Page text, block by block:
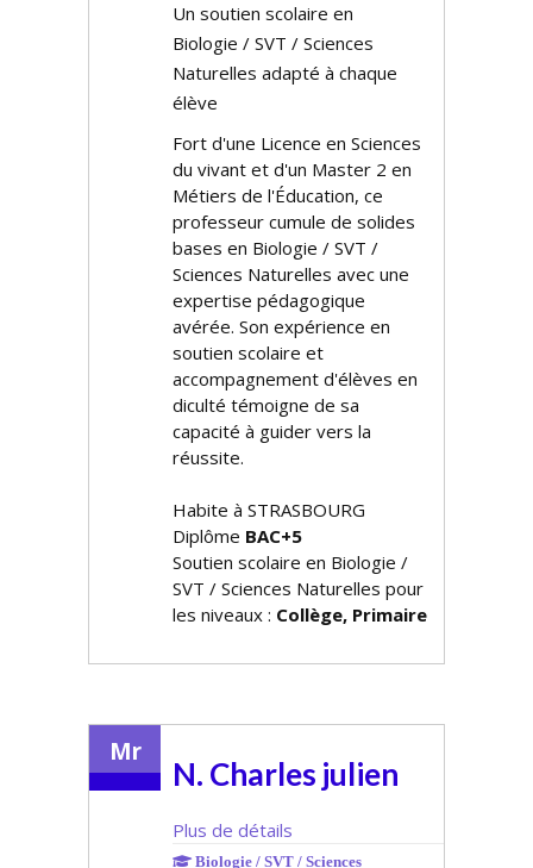
Un soutien scolaire en
Biologie / SVT / Sciences
Naturelles adapté à chaque
élève
Fort d'une Licence en Sciences
du vivant et d'un Master 2 en
Métiers de l'Éducation, ce
professeur cumule de solides
bases en Biologie / SVT /
Sciences Naturelles avec une
expertise pédagogique
avérée. Son expérience en
soutien scolaire et
accompagnement d'élèves en
difficulté témoigne de sa
capacité à guider vers la
réussite.
Habite à STRASBOURG
Diplôme BAC+5
Soutien scolaire en Biologie /
SVT / Sciences Naturelles pour
les niveaux : Collège, Primaire
Mr
N. Charles julien
Plus de détails
Biologie / SVT / Sciences